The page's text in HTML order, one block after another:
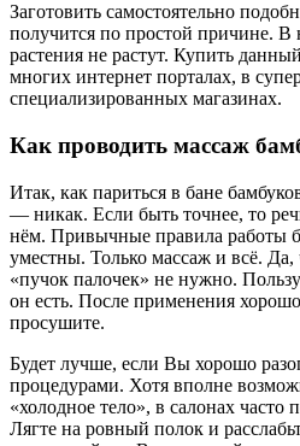
Заготовить самостоятельно
получится по простой причине. В
растения не растут. Купить
многих интернет порталах, в
специализированных магазинах.
Как проводить массаж
Итак, как париться в бане
— никак. Если быть точнее, то
нём. Привычные правила работы
уместны. Только массаж и всё. Да,
«пучок палочек» не нужно.
он есть. После применения
просушите.
Будет лучше, если Вы хорошо
процедурами. Хотя вполне
«холодное тело», в салонах часто
Лягте на ровный полок и